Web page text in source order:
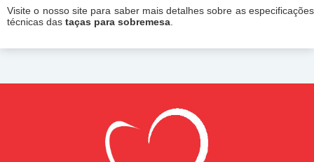
Visite o nosso site para saber mais detalhes sobre as especificações
técnicas das taças para sobremesa